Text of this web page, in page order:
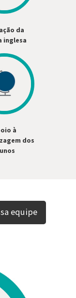
da
inglesa
à
dos
equipe